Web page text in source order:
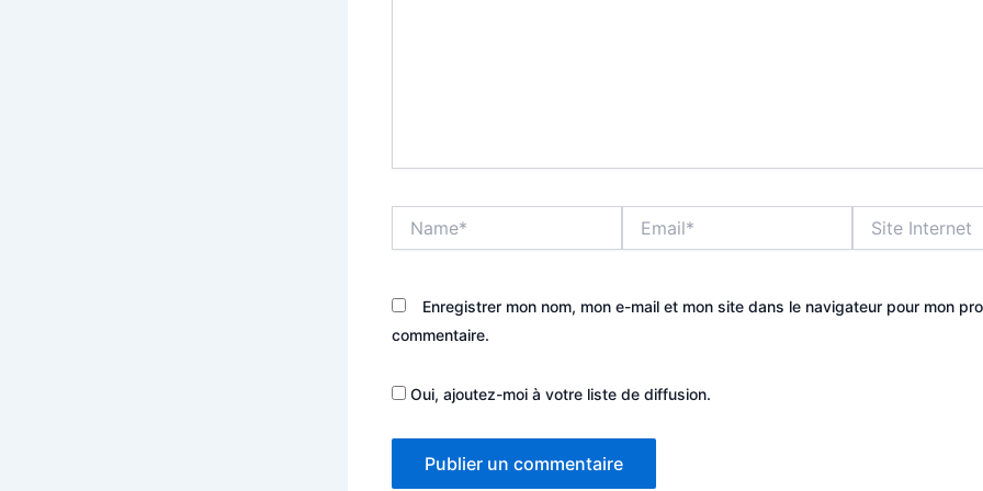
Internet
Enregistrer mon nom, mon e-mail et mon site dans le navigateur pour mon
commentaire.
Oui, ajoutez-moi à votre liste de diffusion.